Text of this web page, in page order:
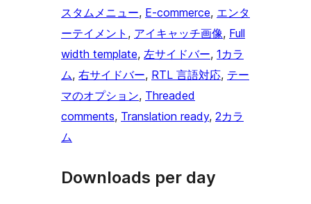
スタムメニュー, E-commerce, エンタ
ーテイメント , アイキャッチ画像, Full
width template, 左サイドバー, 1カラ
ム, 右サイドバー, RTL 言語対応, テー
マのオプション, Threaded
comments, Translation ready, 2カラ
ム
Downloads per day